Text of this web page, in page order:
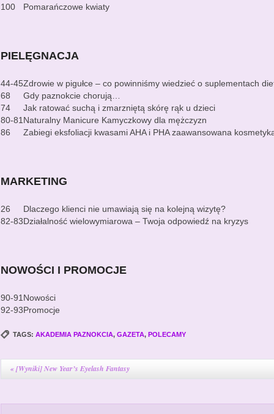
100
Pomarańczowe kwiaty
PIELĘGNACJA
44-45Zdrowie w pigułce – co powinniśmy wiedzieć o suplementach
68
Gdy paznokcie chorują…
74
Jak ratować suchą i zmarzniętą skórę rąk u dzieci
80-81 Naturalny Manicure Kamyczkowy dla mężczyzn
86
Zabiegi eksfoliacji kwasami AHA i PHA zaawansowana
MARKETING
26
Dlaczego klienci nie umawiają się na kolejną wizytę?
82-83Działalność wielowymiarowa – Twoja odpowiedź na kryzys
NOWOŚCI I PROMOCJE
90-91 Nowości
92-93Promocje
TAGS: AKADEMIA PAZNOKCIA, GAZETA, POLECAMY
«[Wyniki] New Year’s Eyelash Fantasy